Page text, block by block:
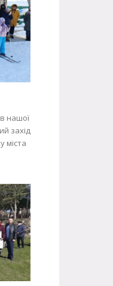
нашої
захід
міста